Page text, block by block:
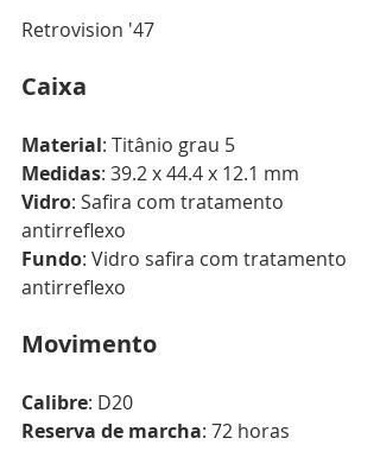
Retrovision '47
Caixa
Material: Titânio grau 5
Medidas: 39.2 x 44.4 x 12.1 mm
Vidro: Safira com tratamento
antirreflexo
Fundo: Vidro safira com tratamento
antirreflexo
Movimento
Calibre: D20
Reserva de marcha: 72 horas